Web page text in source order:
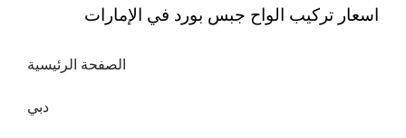
اسعار تركيب الواح جبس بورد في الإمارات
الصفحة الرئيسية
دبي